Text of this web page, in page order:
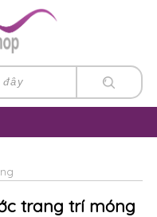
trang trí móng